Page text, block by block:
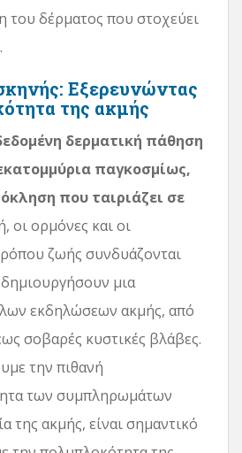
του δέρματος που στοχεύει
Εξερευνώντας
της ακμής
δερματική πάθηση
παγκοσμίως,
που ταιριάζει σε
οι ορμόνες και οι
ζωής συνδυάζονται
μια
εκδηλώσεων ακμής, από
σοβαρές κυστικές βλάβες.
την πιθανή
των συμπληρωμάτων
της ακμής, είναι σημαντικό